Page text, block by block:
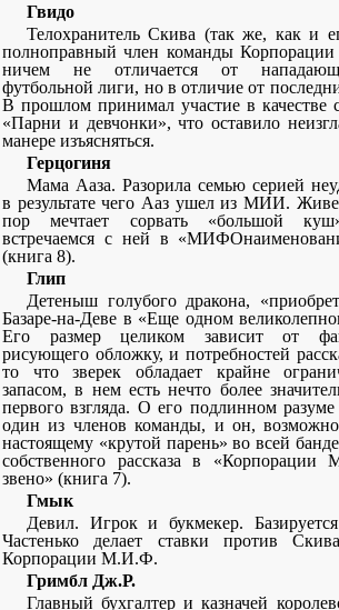
Гвидо
Телохранитель Скива (так же, как и
полноправный член команды
ничем не отличается от
футбольной лиги, но в отличие от
В прошлом принимал участие в качестве
«Парни и девчонки», что оставило
манере изъясняться.
Герцогиня
Мама Ааза. Разорила семью серией
в результате чего Ааз ушел из МИИ.
пор мечтает сорвать «большой
встречаемся с ней в
(книга 8).
Глип
Детеныш голубого дракона,
Базаре-на-Деве в «Еще одном
Его размер целиком зависит от
рисующего обложку, и потребностей
то что зверек обладает крайне
запасом, в нем есть нечто более
первого взгляда. О его подлинном
один из членов команды, и он,
настоящему «крутой парень» во всей
собственного рассказа в
звено» (книга 7).
Гмык
Девил. Игрок и букмекер.
Частенько делает ставки против
Корпорации М.И.Ф.
Гримбл Дж.Р.
Главный бухгалтер и казначей